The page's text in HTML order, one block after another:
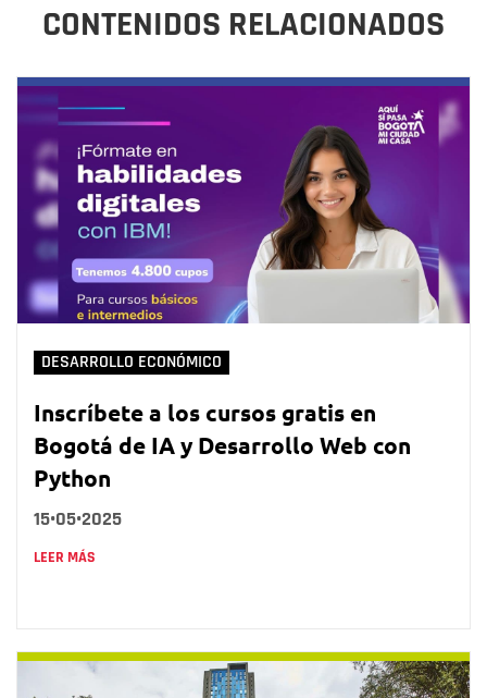
CONTENIDOS RELACIONADOS
DESARROLLO ECONÓMICO
Inscríbete a los cursos gratis en
Bogotá de IA y Desarrollo Web con
Python
15•05•2025
LEER MÁS